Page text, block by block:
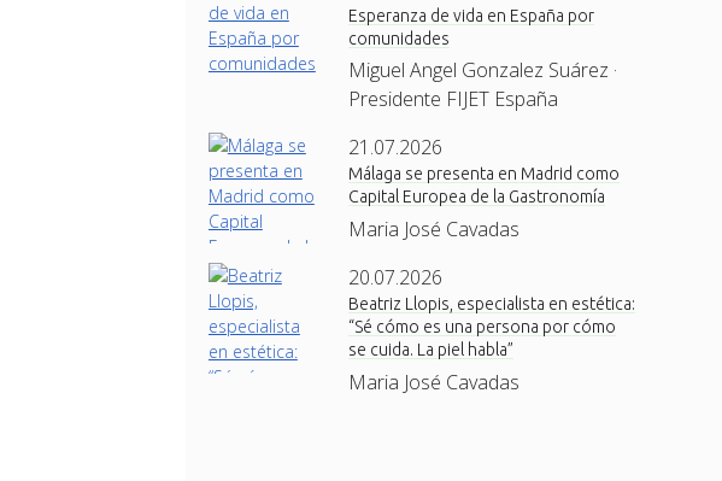
Esperanza de vida en España por
comunidades
Miguel Angel Gonzalez Suárez ·
Presidente FIJET España
21.07.2026
Málaga se presenta en Madrid como
Capital Europea de la Gastronomía
Maria José Cavadas
20.07.2026
Beatriz Llopis, especialista en estética:
“Sé cómo es una persona por cómo
se cuida. La piel habla”
Maria José Cavadas